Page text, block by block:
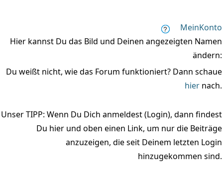
MeinKonto
Hier kannst Du das Bild und Deinen angezeigten Namen
ändern:
Du weißt nicht, wie das Forum funktioniert? Dann schaue
hier nach.
Unser TIPP: Wenn Du Dich anmeldest (Login), dann findest
Du hier und oben einen Link, um nur die Beiträge
anzuzeigen, die seit Deinem letzten Login
hinzugekommen sind.